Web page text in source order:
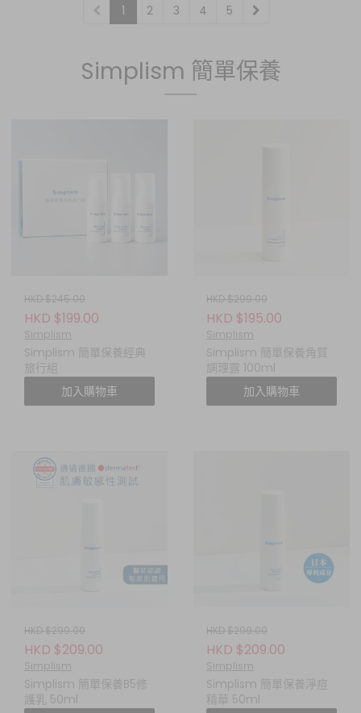
1 2 3 4 5
Simplism 簡單保養
HKD $245.00
HKD $199.00
Simplism
Simplism 簡單保養經典
旅行組
加入購物車
HKD $299.00
HKD $195.00
Simplism
Simplism 簡單保養角質
調理露 100ml
加入購物車
HKD $299.00
HKD $209.00
Simplism
Simplism 簡單保養B5修
護乳 50ml
HKD $299.00
HKD $209.00
Simplism
Simplism 簡單保養淨痘
精華 50ml